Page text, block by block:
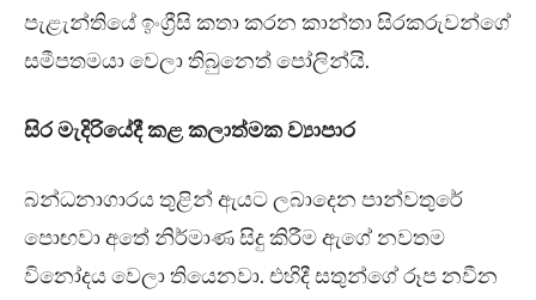
පැළැන්තියේ ඉංග්‍රීසි කතා කරන කාන්තා සිරකරුවන්ගේ
සමීපතමයා වෙලා තිබුනෙත් පෝලින්යි.
සිර මැදිරියේදී කළ කලාත්මක ව්‍යාපාර
බන්ධනාගාරය තුළින් ඇයට ලබාදෙන පාන්වතුරේ
පොඟවා අතේ නිර්මාණ සිදු කිරීම ඇගේ නවතම
විනෝදය වෙලා තියෙනවා. එහිදී සතුන්ගේ රූප නවීන